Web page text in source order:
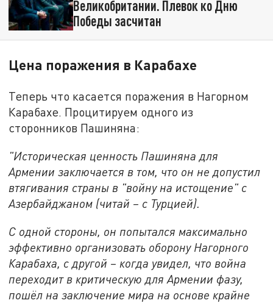
Великобритании. Плевок ко Дню
Победы засчитан
Цена поражения в Карабахе
Теперь что касается поражения в Нагорном
Карабахе. Процитируем одного из
сторонников Пашиняна:
"Историческая ценность Пашиняна для
Армении заключается в том, что он не допустил
втягивания страны в "войну на истощение" с
Азербайджаном (читай – с Турцией).
С одной стороны, он попытался максимально
эффективно организовать оборону Нагорного
Карабаха, с другой – когда увидел, что война
переходит в критическую для Армении фазу,
пошёл на заключение мира на основе крайне